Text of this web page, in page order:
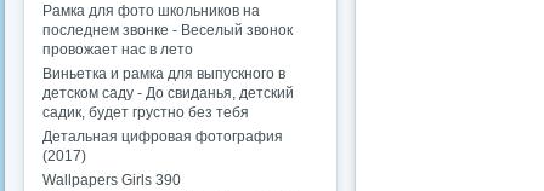
Рамка для фото школьников на
последнем звонке - Веселый звонок
провожает нас в лето
Виньетка и рамка для выпускного в
детском саду - До свиданья, детский
садик, будет грустно без тебя
Детальная цифровая фотография
(2017)
Wallpapers Girls 390